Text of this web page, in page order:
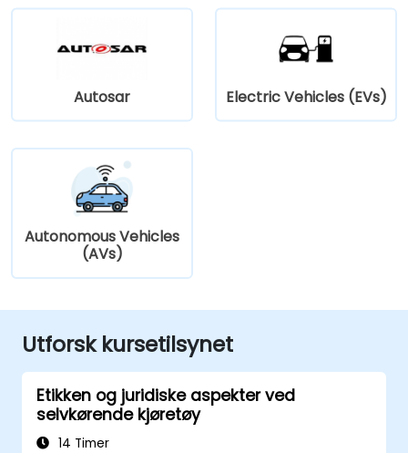
Autosar Electric Vehicles (EVs)
Autonomous Vehicles
(AVs)
Utforsk kursetilsynet
Etikken og juridiske aspekter ved
selvkørende kjøretøy
14 Timer